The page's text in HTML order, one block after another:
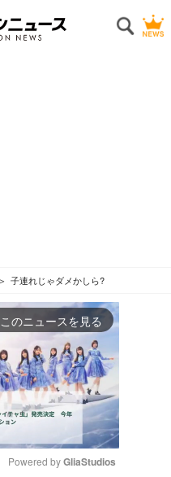
子連れじゃダメかしら?
このニュースを見る
Powered by GliaStudios